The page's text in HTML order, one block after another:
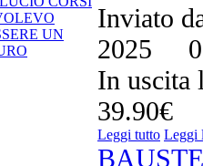
Inviato
2025 0
In uscita
39.90€
Leggi tutto Leggi